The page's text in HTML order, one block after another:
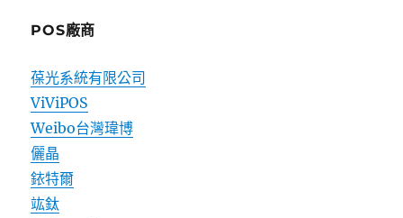
POS廠商
葆光系統有限公司
ViViPOS
Weibo台灣瑋博
儷晶
銥特爾
竑鈦